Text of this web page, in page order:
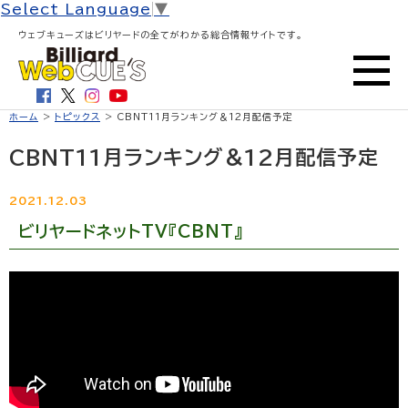
Select Language ▼
ウェブキューズはビリヤードの全てがわかる総合情報サイトです。
ホーム > トピックス > CBNT11月ランキング＆12月配信予定
CBNT11月ランキング＆12月配信予定
2021.12.03
ビリヤードネットTV『CBNT』